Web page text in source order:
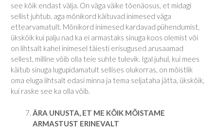
see kõik endast välja. On väga väike tõenäosus, et midagi
sellist juhtub, aga mõnikord käituvad inimesed väga
ettearvamatult. Mõnikord inimesed kardavad pühendumist,
ükskõik kui palju nad ka ei armastaks sinuga koos olemist või
on lihtsalt kahel inimesel täiesti erisugused arusaamad
sellest, milline võib olla teie suhte tulevik. Igal juhul, kui mees
käitub sinuga lugupidamatult sellises olukorras, on mõistlik
oma eluga lihtsalt edasi minna ja tema seljataha jätta, ükskõik,
kui raske see ka olla võib.
ÄRA UNUSTA, ET ME KÕIK MÕISTAME
ARMASTUST ERINEVALT